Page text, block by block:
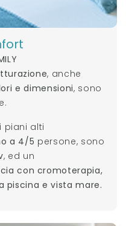
, anche
e dimensioni, sono
piani alti
a 4/5 persone, sono
, ed un
con cromoterapia,
piscina e vista mare.